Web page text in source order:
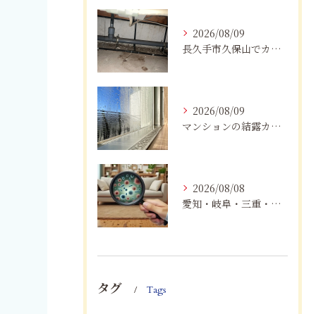
2026/08/09
長久手市久保山でカビにお困りの方へ｜原因・対策・業者へ相談する目安を解説
2026/08/09
マンションの結露カビを根絶！断熱改修と防カビリフォーム
2026/08/08
愛知・岐阜・三重・静岡で真菌（カビ）による健康被害にお悩みの方へ｜室内環境改善とMIST工法®による専門対策
タグ Tags